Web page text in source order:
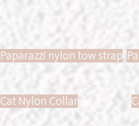
Paparazzi nylon tow strap
Cat Nylon Collar